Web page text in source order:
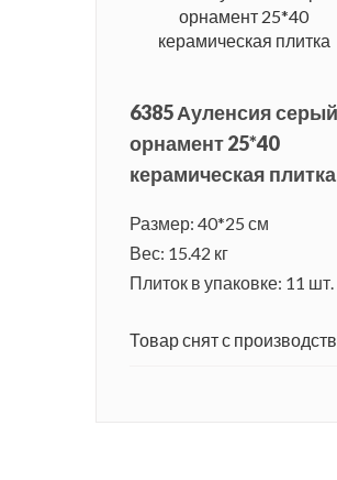
6385 Ауленсия серый
орнамент 25*40
керамическая плитка
Размер: 40*25 см
Вес: 15.42 кг
Плиток в упаковке: 11 шт.
Товар снят с